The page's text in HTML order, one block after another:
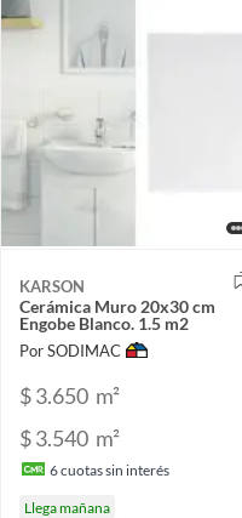
KARSON
Cerámica Muro 20x30 cm
Engobe Blanco. 1.5 m2
Por SODIMAC
$ 3.650 m²
$ 3.540 m²
6cuotas sin interés
Llega mañana